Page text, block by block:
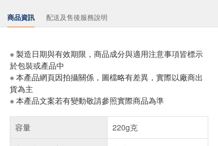
商品資訊 配送及售後服務說明
※ 製造日期與有效期限，商品成分與適用注意事項皆標示
於包裝或產品中
※ 本產品網頁因拍攝關係，圖檔略有差異，實際以廠商出
貨為主
※ 本產品文案若有變動敬請參照實際商品為準
容量
220g克